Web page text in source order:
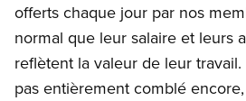
offerts chaque jour par nos
normal que leur salaire et leurs
reflètent la valeur de leur travail.
pas entièrement comblé